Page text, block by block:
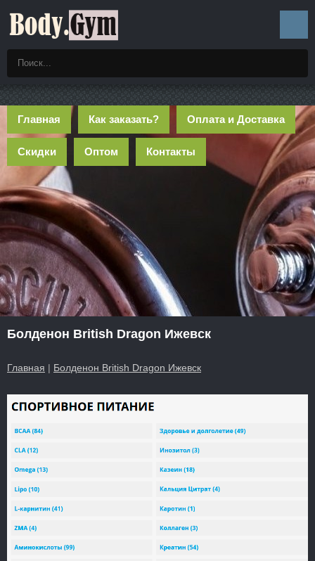
Главная Как заказать? Оплата и Доставка
Скидки Оптом Контакты
Болденон British Dragon Ижевск
Главная | Болденон British Dragon Ижевск